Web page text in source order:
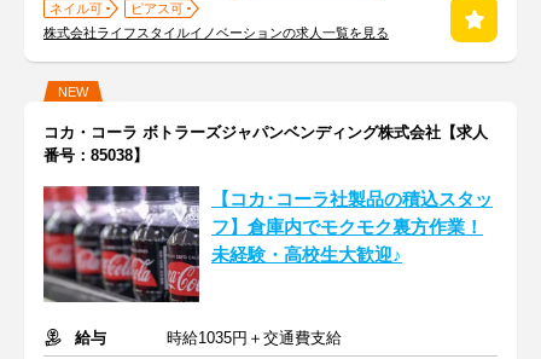
ネイル可
ピアス可
株式会社ライフスタイルイノベーションの求人一覧を見る
NEW
コカ・コーラ ボトラーズジャパンベンディング株式会社【求人
番号：85038】
【コカ･コーラ社製品の積込スタッ
フ】倉庫内でモクモク裏方作業！
未経験・高校生大歓迎♪
給与 時給1035円＋交通費支給